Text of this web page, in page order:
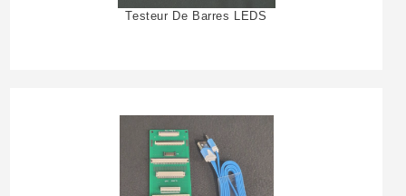
Testeur De Barres LEDS